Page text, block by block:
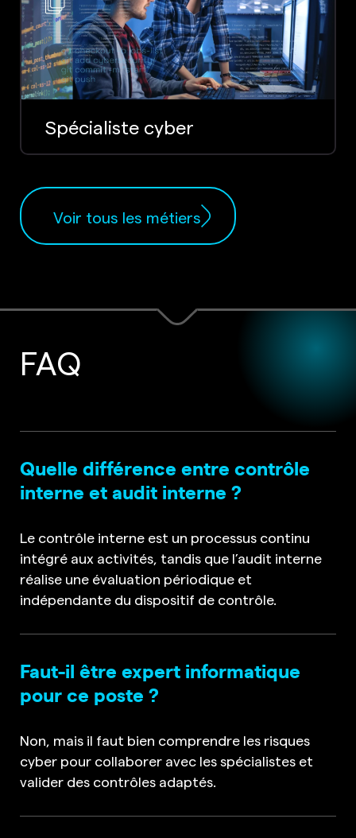
Spécialiste cyber
Voir tous les métiers
FAQ
Quelle différence entre contrôle
interne et audit interne ?
Le contrôle interne est un processus continu
intégré aux activités, tandis que l’audit interne
réalise une évaluation périodique et
indépendante du dispositif de contrôle.
Faut-il être expert informatique
pour ce poste ?
Non, mais il faut bien comprendre les risques
cyber pour collaborer avec les spécialistes et
valider des contrôles adaptés.